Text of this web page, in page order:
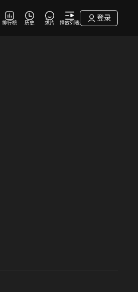
排行榜 历史 求片 播放列表
登录